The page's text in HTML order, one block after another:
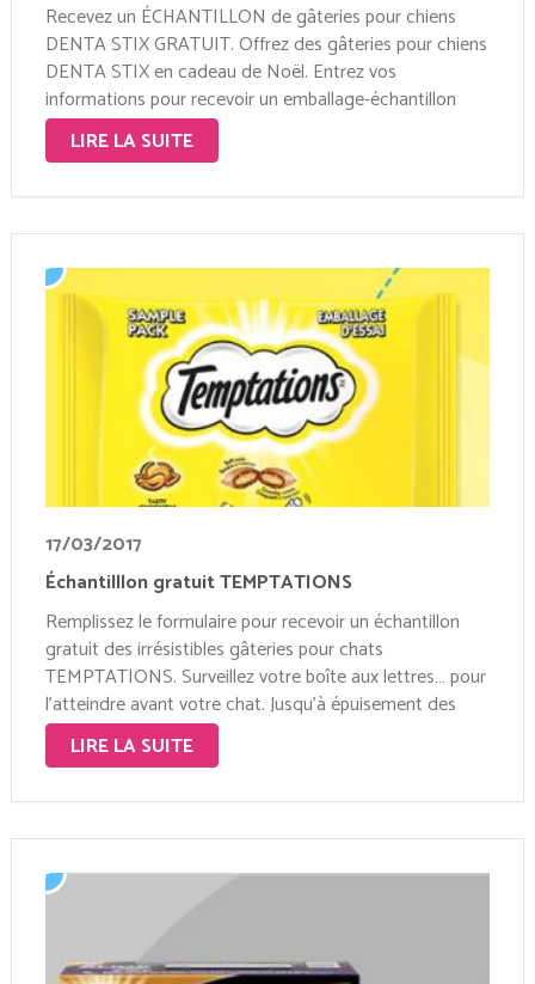
Recevez un ÉCHANTILLON de gâteries pour chiens
DENTA STIX GRATUIT. Offrez des gâteries pour chiens
DENTA STIX en cadeau de Noël. Entrez vos
informations pour recevoir un emballage-échantillon
50g GRATUIT. Cette offre se termine le 31 décembre
2017, ou jusqu’à épuisement des stocks. Veuillez prévoir
LIRE LA SUITE
17/03/2017
Échantilllon gratuit TEMPTATIONS
Remplissez le formulaire pour recevoir un échantillon
gratuit des irrésistibles gâteries pour chats
TEMPTATIONS. Surveillez votre boîte aux lettres… pour
l’atteindre avant votre chat. Jusqu’à épuisement des
stocks Cliquez ici >>
LIRE LA SUITE